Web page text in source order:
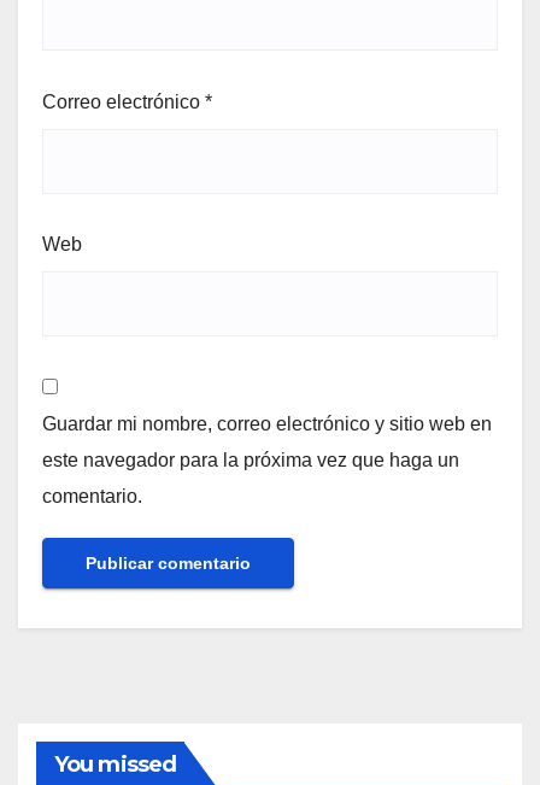
Correo electrónico *
Web
Guardar mi nombre, correo electrónico y sitio web en
este navegador para la próxima vez que haga un
comentario.
You missed